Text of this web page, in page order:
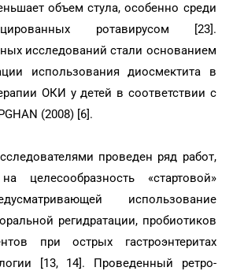
объем стула, особенно среди
ротавирусом [23].
исследований стали основанием
использования диосмектита в
ОКИ у детей в соответствии с
(2008) [6].
проведен ряд работ,
целесообразность «стартовой»
использование
регидратации, пробиотиков
при острых гастроэнтеритах
[13, 14]. Проведенный ретро­